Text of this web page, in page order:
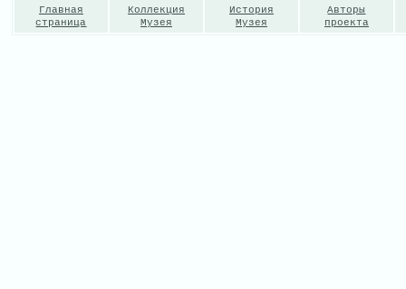
Главная
страница
Коллекция
Музея
История
Музея
Авторы
проекта